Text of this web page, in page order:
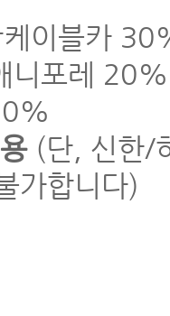
케이블카
니포레
(단, 신한/
가합니다)